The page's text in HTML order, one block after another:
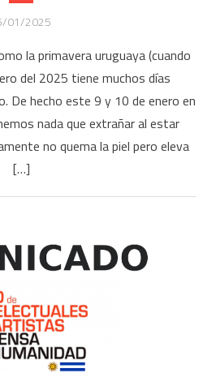
01/2025
la primavera uruguaya (cuando
del 2025 tiene muchos días
De hecho este 9 y 10 de enero en
nada que extrañar al estar
no quema la piel pero eleva
[…]